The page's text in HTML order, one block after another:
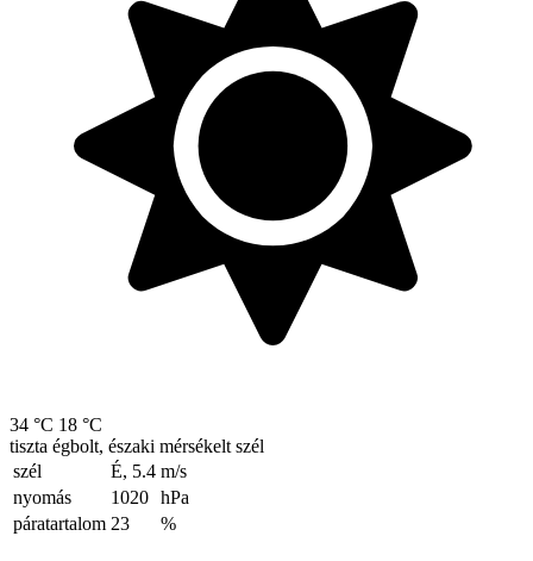
34 °C 18 °C
tiszta égbolt, északi mérsékelt szél
szél
É, 5.4 m/s
nyomás
1020 hPa
páratartalom 23 %